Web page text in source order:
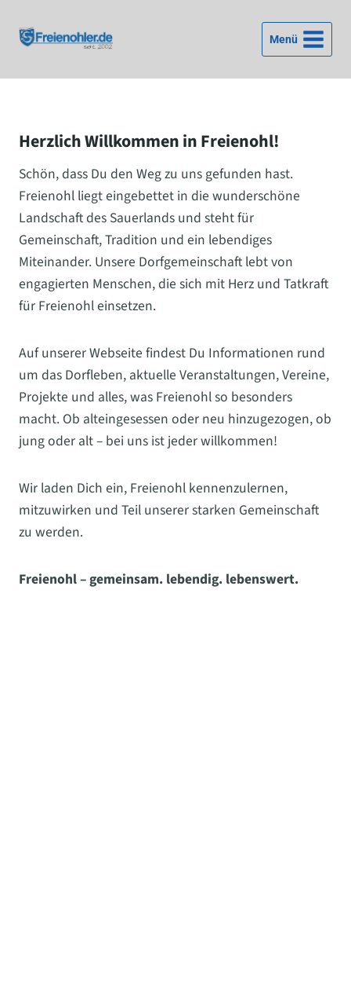
Inhalt
springen
Menü
Herzlich Willkommen in Freienohl!
Schön, dass Du den Weg zu uns gefunden hast.
Freienohl liegt eingebettet in die wunderschöne
Landschaft des Sauerlands und steht für
Gemeinschaft, Tradition und ein lebendiges
Miteinander. Unsere Dorfgemeinschaft lebt von
engagierten Menschen, die sich mit Herz und Tatkraft
für Freienohl einsetzen.
Auf unserer Webseite findest Du Informationen rund
um das Dorfleben, aktuelle Veranstaltungen, Vereine,
Projekte und alles, was Freienohl so besonders
macht. Ob alteingesessen oder neu hinzugezogen, ob
jung oder alt – bei uns ist jeder willkommen!
Wir laden Dich ein, Freienohl kennenzulernen,
mitzuwirken und Teil unserer starken Gemeinschaft
zu werden.
Freienohl – gemeinsam. lebendig. lebenswert.